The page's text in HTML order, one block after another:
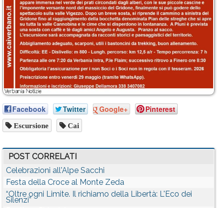
Facebook Twitter Google+ Pinterest
Escursione Cai
POST CORRELATI
Celebrazioni all'Alpe Sacchi
Festa della Croce al Monte Zeda
“Oltre ogni Limite. Il richiamo della Libertà: L'Eco dei
Silenzi”